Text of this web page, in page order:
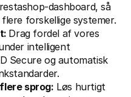
dashboard, så
forskellige systemer.
intelligent
Secure og automatisk
sprog: Løs hurtigt